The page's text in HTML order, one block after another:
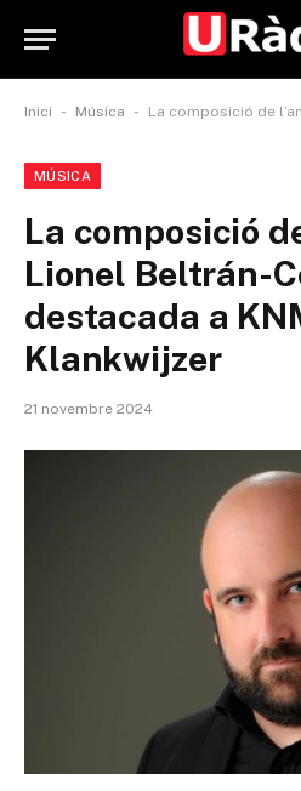
Inici - Música - La composició de l’ampostí
MÚSICA
La composició
Lionel Beltrán-
destacada a
Klankwijzer
21 novembre 2024